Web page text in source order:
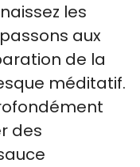
les
aux
de la
méditatif.
des